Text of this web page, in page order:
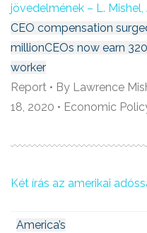
jövedelmének – L. Mishel,
CEO compensation
millionCEOs now earn
worker
Report • By Lawrence
18, 2020 • Economic
Két írás az amerikai
America’s